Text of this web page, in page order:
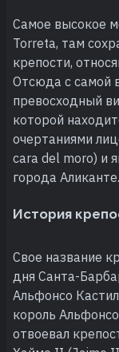
Самое высокое
Torreta, там
крепости,
Отсюда с самой
превосходный
которой
очертаниями
cara del moro) и
города Аликанте.
История
Свое название
дня Санта-
Альфонсо
король
отвоевал